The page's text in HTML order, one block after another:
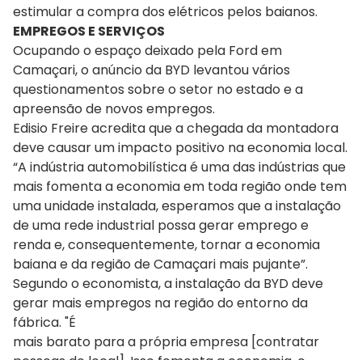
estimular a compra dos elétricos pelos baianos.
EMPREGOS E SERVIÇOS
Ocupando o espaço deixado pela Ford em
Camaçari, o anúncio da BYD levantou vários
questionamentos sobre o setor no estado e a
apreensão de novos empregos.
Edisio Freire acredita que a chegada da montadora
deve causar um impacto positivo na economia local.
“A indústria automobilística é uma das indústrias que
mais fomenta a economia em toda região onde tem
uma unidade instalada, esperamos que a instalação
de uma rede industrial possa gerar emprego e
renda e, consequentemente, tornar a economia
baiana e da região de Camaçari mais pujante”.
Segundo o economista, a instalação da BYD deve
gerar mais empregos na região do entorno da
fábrica. "É
mais barato para a própria empresa [contratar